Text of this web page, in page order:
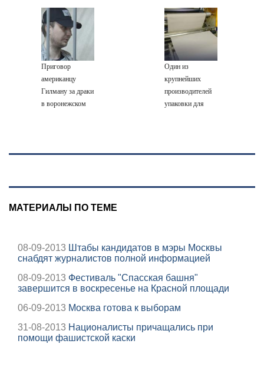
извлекали у еще
живых пациентов
всей правды о
своём отце -
история одной
августа 2026:
последствия,
атаки на склады
Wildberries,
пострадавших
ремонтировать
самостоятельно
Приговор
американцу
Гилману за драки
в воронежском
Новости на
Один из
крупнейших
производителей
упаковки для
МАТЕРИАЛЫ ПО ТЕМЕ
08-09-2013 Штабы кандидатов в мэры Москвы
снабдят журналистов полной информацией
08-09-2013 Фестиваль "Спасская башня"
завершится в воскресенье на Красной площади
06-09-2013 Москва готова к выборам
31-08-2013 Националисты причащались при
помощи фашистской каски